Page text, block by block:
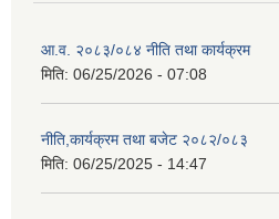
आ.व. २०८३/०८४ नीति तथा कार्यक्रम
मिति: 06/25/2026 - 07:08
नीति,कार्यक्रम तथा बजेट २०८२/०८३
मिति: 06/25/2025 - 14:47